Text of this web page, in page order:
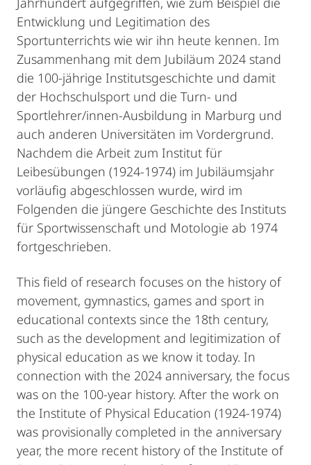
Entwicklung und Legitimation des
Sportunterrichts wie wir ihn heute kennen. Im
Zusammenhang mit dem Jubiläum 2024 stand
die 100-jährige Institutsgeschichte und damit
der Hochschulsport und die Turn- und
Sportlehrer/innen-Ausbildung in Marburg und
auch anderen Universitäten im Vordergrund.
Nachdem die Arbeit zum Institut für
Leibesübungen (1924-1974) im Jubiläumsjahr
vorläufig abgeschlossen wurde, wird im
Folgenden die jüngere Geschichte des Instituts
für Sportwissenschaft und Motologie ab 1974
fortgeschrieben.
This field of research focuses on the history of
movement, gymnastics, games and sport in
educational contexts since the 18th century,
such as the development and legitimization of
physical education as we know it today. In
connection with the 2024 anniversary, the focus
was on the 100-year history. After the work on
the Institute of Physical Education (1924-1974)
was provisionally completed in the anniversary
year, the more recent history of the Institute of